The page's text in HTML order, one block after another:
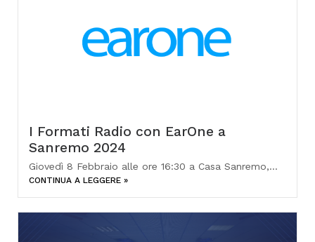
I Formati Radio con EarOne a
Sanremo 2024
Giovedì 8 Febbraio alle ore 16:30 a Casa Sanremo,...
CONTINUA A LEGGERE »